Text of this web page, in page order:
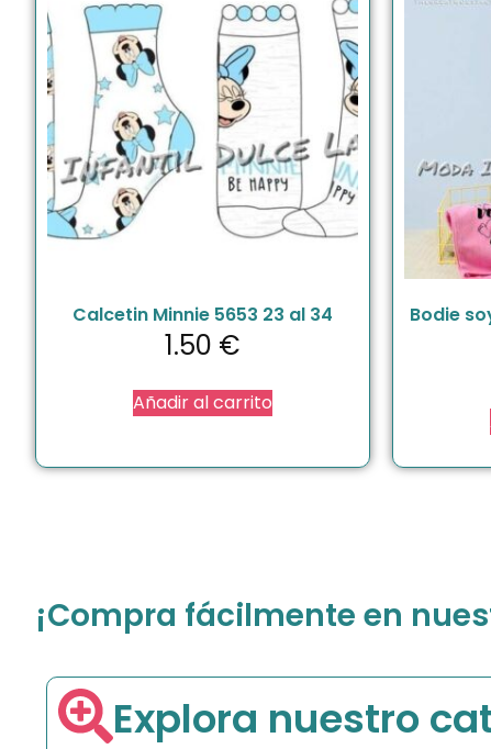
Calcetin Minnie 5653 23 al 34
1.50 €
Añadir al carrito
Bodie
¡Compra fácilmente en
Explora nuestro